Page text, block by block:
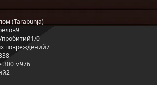
(Tarabunja)
9
1/0
повреждений7
300 м976
2